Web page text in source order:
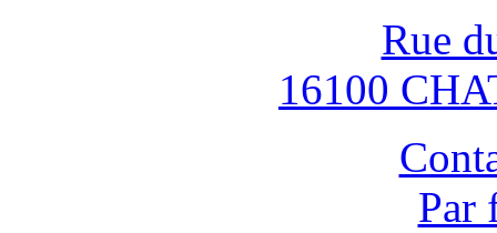
Rue
16100
Par